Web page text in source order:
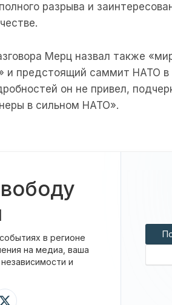
разрыва и
Мерц назвал также
и предстоящий саммит НАТО в
он не привел,
в сильном НАТО».
в регионе
на медиа, ваша
и